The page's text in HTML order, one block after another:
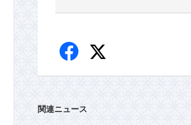
関連ニュース